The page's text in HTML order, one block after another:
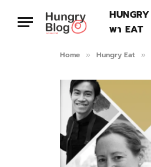
HUNGRY
พา EAT
Home » Hungry Eat »